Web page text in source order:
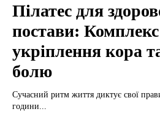
Пілатес для
постави:
укріплення кора
болю
Сучасний ритм життя диктує свої
години...